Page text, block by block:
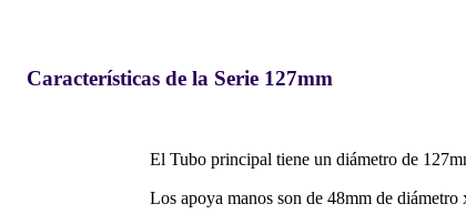
Características de la Serie 127mm
El Tubo principal tiene un diámetro de
Los apoya manos son de 48mm de